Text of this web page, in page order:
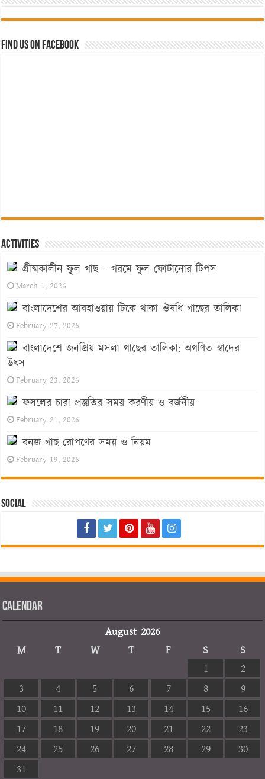
Find us on Facebook
Activities
গ্রীষ্মকালীন ফুল গাছ – গরমে ফুল ফোটানোর টিপস
March 1, 2026
বাংলাদেশের আবহাওয়ায় টিকে থাকা ঔষধি গাছের তালিকা
February 27, 2026
বাংলাদেশে জনপ্রিয় মসলা গাছের তালিকা: অগণিত স্বাদের
উৎস
February 23, 2026
ফসলের চারা প্রস্তুতির সময় করণীয় ও বর্জনীয়
February 21, 2026
বনজ গাছ রোপণের সময় ও নিয়ম
February 19, 2026
Social
Calendar
August 2026
M
T W T F S
S
1
2
3
4 5 6 7 8
9
10
11 12 13 14 15
16
17
18 19 20 21 22
23
24
25 26 27 28 29
30
31